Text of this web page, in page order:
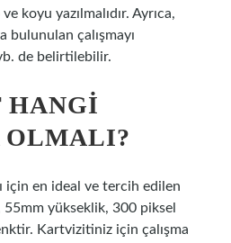
koyu yazılmalıdır. Ayrıca,
bulunulan çalışmayı
de belirtilebilir.
OLMALI?
için en ideal ve tercih edilen
yükseklik, 300 piksel
Kartvizitiniz için çalışma